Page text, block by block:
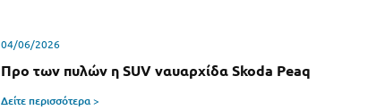
04/06/2026
Προ των πυλών η SUV ναυαρχίδα Skoda Peaq
Δείτε περισσότερα >